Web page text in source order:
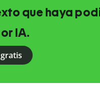
que haya
IA.